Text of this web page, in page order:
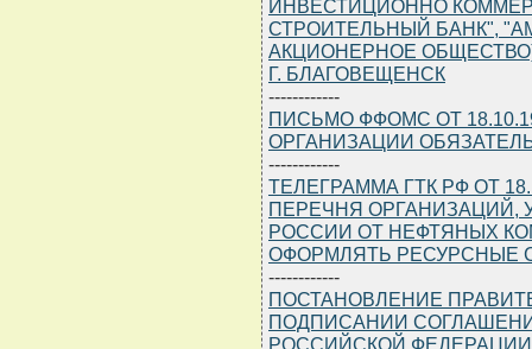
ИНВЕСТИЦИОННО
СТРОИТЕЛЬНЫЙ БАНК",
АКЦИОНЕРНОЕ
Г. БЛАГОВЕЩЕНСК
------------
ПИСЬМО ФФОМС ОТ
ОРГАНИЗАЦИИ
------------
ТЕЛЕГРАММА ГТК РФ ОТ
ПЕРЕЧНЯ
РОССИИ ОТ НЕФТЯНЫХ
ОФОРМЛЯТЬ РЕСУРСНЫЕ
------------
ПОСТАНОВЛЕНИЕ
ПОДПИСАНИИ
РОССИЙСКОЙ